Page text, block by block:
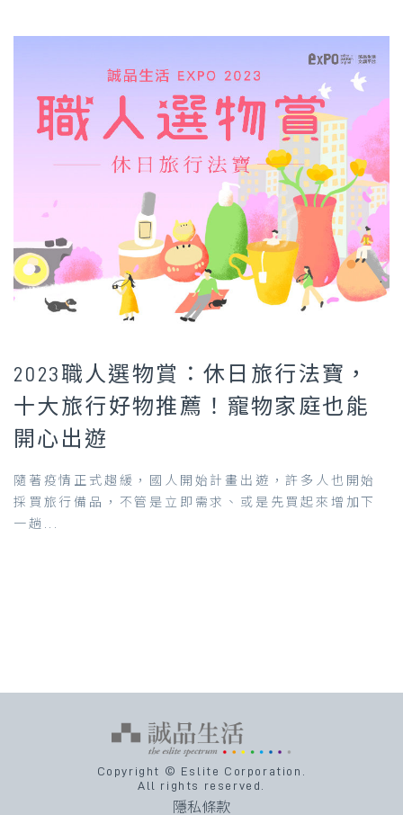
2023職人選物賞：休日旅行法寶，
十大旅行好物推薦！寵物家庭也能
開心出遊
隨著疫情正式趨緩，國人開始計畫出遊，許多人也開始
採買旅行備品，不管是立即需求、或是先買起來增加下
一趟...
Copyright © Eslite Corporation.
All rights reserved.
隱私條款